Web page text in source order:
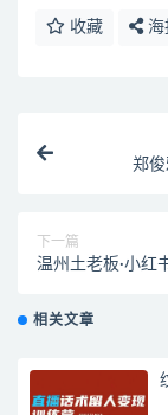
收藏 海
郑俊
下一篇
温州土老板·小红
相关文章